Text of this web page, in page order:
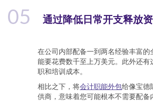
05 通过降低日常开支释放
在公司内部配备一到两名经验丰富的
能要花费数千至上万美元。此外还有
职和培训成本。
相比之下，将会计职能外包给像宝德
供商，意味着您可能根本不需要配备